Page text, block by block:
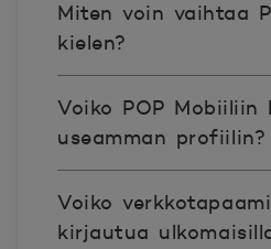
Miten voin vaihtaa
kielen?
Voiko POP Mobiiliin
useamman profiilin?
Voiko
kirjautua